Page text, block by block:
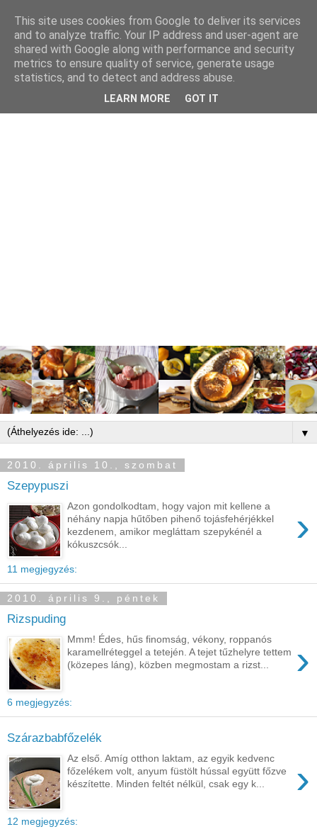
▼
2010. április 10., szombat
Szepypuszi
›
Azon gondolkodtam, hogy vajon mit kellene a
néhány napja hűtőben pihenő tojásfehérjékkel
kezdenem, amikor megláttam szepykénél a
kókuszcsók...
11 megjegyzés:
2010. április 9., péntek
Rizspuding
›
Mmm! Édes, hűs finomság, vékony, roppanós
karamellréteggel a tetején. A tejet tűzhelyre tettem
(közepes láng), közben megmostam a rizst...
6 megjegyzés:
Szárazbabfőzelék
›
Az első. Amíg otthon laktam, az egyik kedvenc
főzelékem volt, anyum füstölt hússal együtt főzve
készítette. Minden feltét nélkül, csak egy k...
12 megjegyzés:
This site uses cookies from Google to deliver its services
and to analyze traffic. Your IP address and user-agent are
shared with Google along with performance and security
metrics to ensure quality of service, generate usage
statistics, and to detect and address abuse.
LEARN MORE GOT IT